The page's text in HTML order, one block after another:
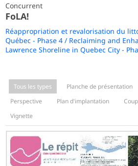
Concurrent
FoLA!
Réappropriation et revalorisation du
Québec - Phase 4 / Reclaiming and
Lawrence Shoreline in Quebec City -
Tous les types Planche de présentation
Perspective
Plan d'implantation
Vignette